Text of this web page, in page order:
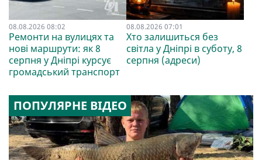
08.08.2026 08:02
Ремонти на вулицях та
нові маршрути: як 8
серпня у Дніпрі курсує
громадський транспорт
08.08.2026 07:01
Хто залишиться без
світла у Дніпрі в суботу, 8
серпня (адреси)
ПОПУЛЯРНЕ ВІДЕО